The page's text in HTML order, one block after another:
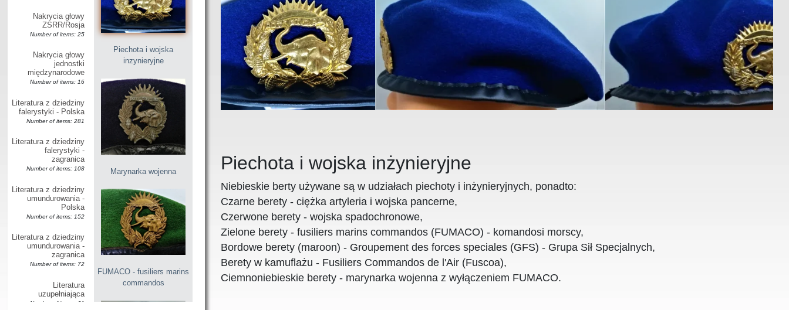
Nakrycia głowy
ZSRR/Rosja
Number of items: 25
Nakrycia głowy
jednostki
międzynarodowe
Number of items: 16
Literatura z dziedziny
falerystyki - Polska
Number of items: 281
Literatura z dziedziny
falerystyki -
zagranica
Number of items: 108
Literatura z dziedziny
umundurowania -
Polska
Number of items: 152
Literatura z dziedziny
umundurowania -
zagranica
Number of items: 72
Literatura
uzupełniająca
Number of items: 61
Piechota i wojska
inzynieryjne
Marynarka wojenna
FUMACO - fusiliers marins
commandos
Piechota i wojska inżynieryjne
Niebieskie berty używane są w udziałach piechoty i inżynieryjnych, ponadto:
Czarne berety - ciężka artyleria i wojska pancerne,
Czerwone berety - wojska spadochronowe,
Zielone berety - fusiliers marins commandos (FUMACO) - komandosi morscy,
Bordowe berety (maroon) - Groupement des forces speciales (GFS) - Grupa Sił Specjalnych,
Berety w kamuflażu - Fusiliers Commandos de l'Air (Fuscoa),
Ciemnoniebieskie berety - marynarka wojenna z wyłączeniem FUMACO.